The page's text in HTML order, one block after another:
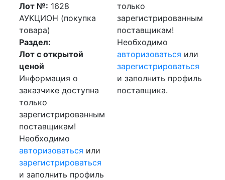
Лот №: 1628
АУКЦИОН (покупка
товара)
Раздел:
Лот с открытой
ценой
Информация о
заказчике доступна
только
зарегистрированным
поставщикам!
Необходимо
авторизоваться или
зарегистрироваться
и заполнить профиль
только
зарегистрированным
поставщикам!
Необходимо
авторизоваться или
зарегистрироваться
и заполнить профиль
поставщика.